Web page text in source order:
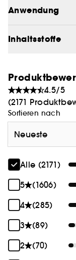
Unebenheiten
feine Linien
Anwendung
Inhaltsstoffe
4.5/5
(2171
Sortieren nach
Neueste
Alle (2171)
5
(1606)
4
(285)
3
(89)
2
(70)